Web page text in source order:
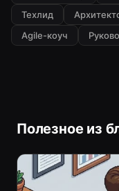
Техлид
Agile-коуч
Полезное из